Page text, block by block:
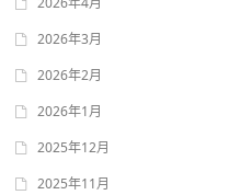
2026年3月
2026年2月
2026年1月
2025年12月
2025年11月